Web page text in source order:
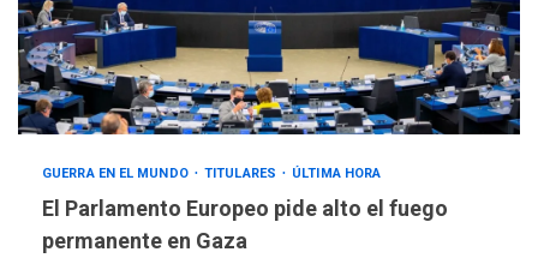
GUERRA EN EL MUNDO TITULARES ÚLTIMA HORA
El Parlamento Europeo pide alto el fuego
permanente en Gaza